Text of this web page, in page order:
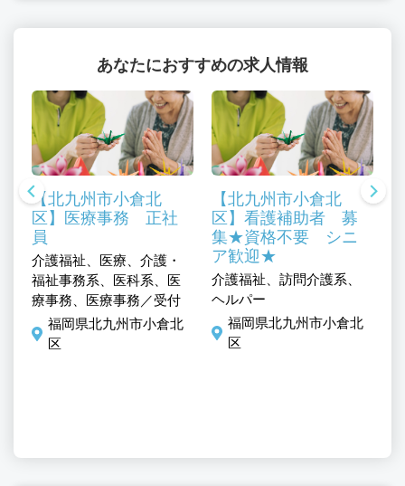
あなたにおすすめの求人情報
【北九州市小倉北
区】医療事務 正社
員
介護福祉、医療、介護・
福祉事務系、医科系、医
療事務、医療事務／受付
福岡県北九州市小倉北
区
【北九州市小倉北
区】看護補助者 募
集★資格不要 シニ
ア歓迎★
介護福祉、訪問介護系、
ヘルパー
福岡県北九州市小倉北
区